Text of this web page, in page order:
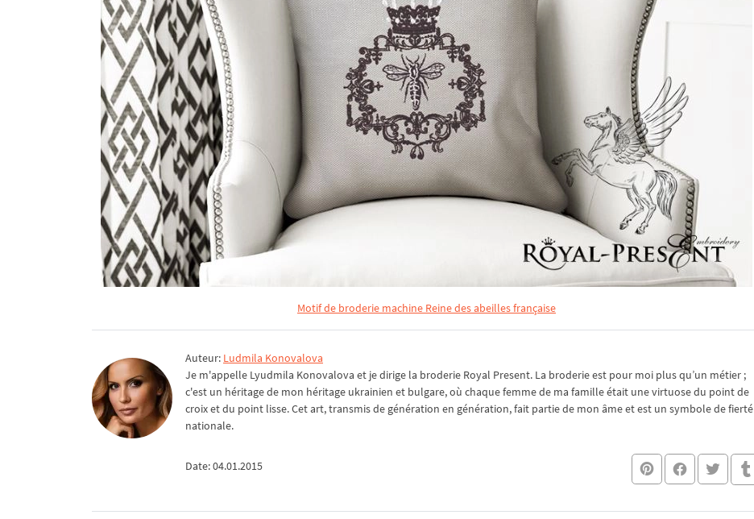
Motif de broderie machine Reine des abeilles française
Auteur: Ludmila Konovalova
Je m'appelle Lyudmila Konovalova et je dirige la broderie Royal Present. La broderie est pour moi plus qu’un métier ;
c'est un héritage de mon héritage ukrainien et bulgare, où chaque femme de ma famille était une virtuose du point de
croix et du point lisse. Cet art, transmis de génération en génération, fait partie de mon âme et est un symbole de fierté
nationale.
Date: 04.01.2015